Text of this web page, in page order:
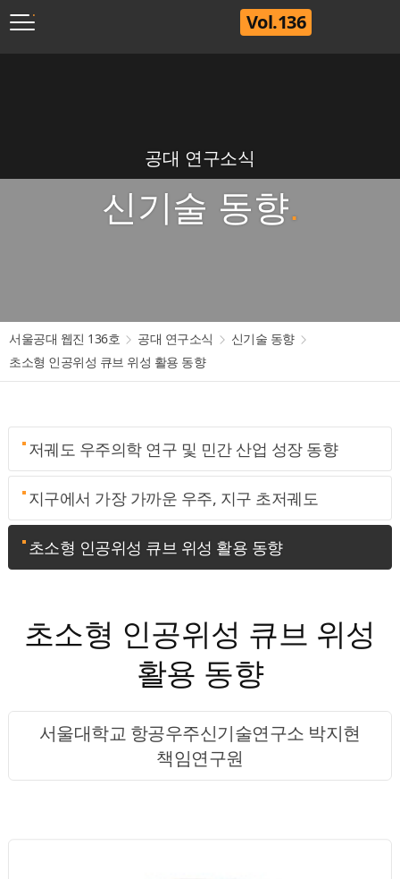
Vol.136
공대 연구소식
신기술 동향
서울공대 웹진 136호 공대 연구소식
신기술 동향
초소형 인공위성 큐브 위성 활용 동향
저궤도 우주의학 연구 및 민간 산업 성장 동향
지구에서 가장 가까운 우주, 지구 초저궤도
초소형 인공위성 큐브 위성 활용 동향
초소형 인공위성 큐브 위성
활용 동향
서울대학교 항공우주신기술연구소 박지현
책임연구원